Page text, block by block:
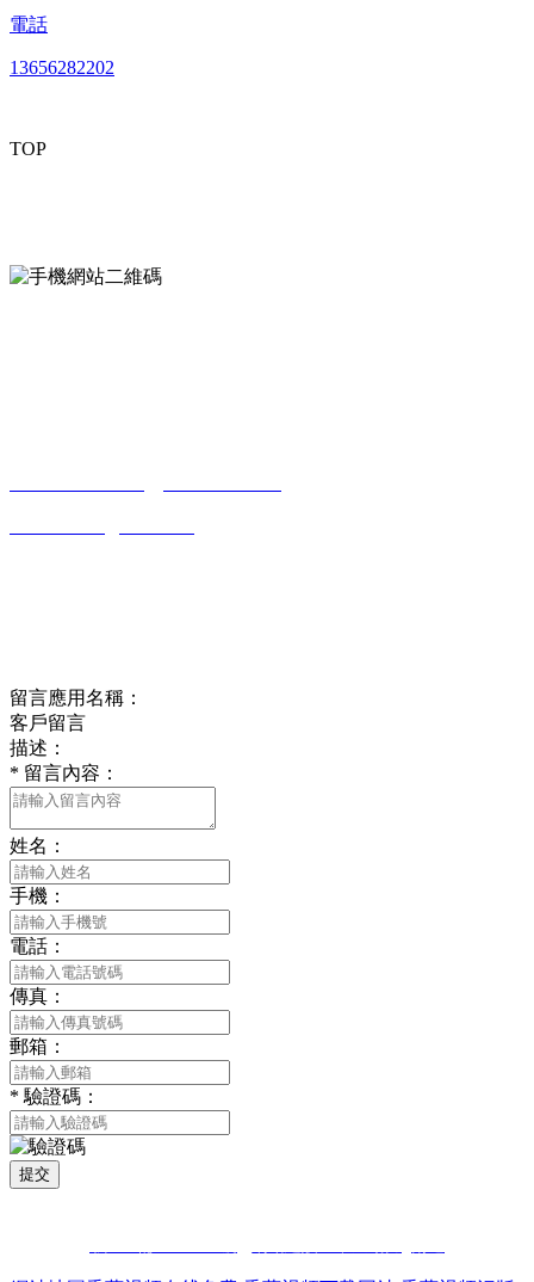
電話
13656282202
TOP
留言應用名稱：
客戶留言
描述：
* 留言內容：
姓名：
手機：
電話：
傳真：
郵箱：
* 驗證碼：
提交